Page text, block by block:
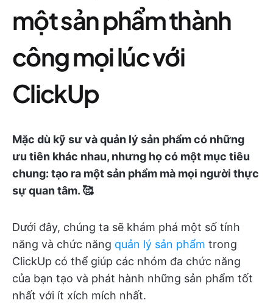
một sản phẩm thành
công mọi lúc với
ClickUp
Mặc dù kỹ sư và quản lý sản phẩm có những
ưu tiên khác nhau, nhưng họ có một mục tiêu
chung: tạo ra một sản phẩm mà mọi người thực
sự quan tâm. 🥰
Dưới đây, chúng ta sẽ khám phá một số tính
năng và chức năng quản lý sản phẩm trong
ClickUp có thể giúp các nhóm đa chức năng
của bạn tạo và phát hành những sản phẩm tốt
nhất với ít xích mích nhất.